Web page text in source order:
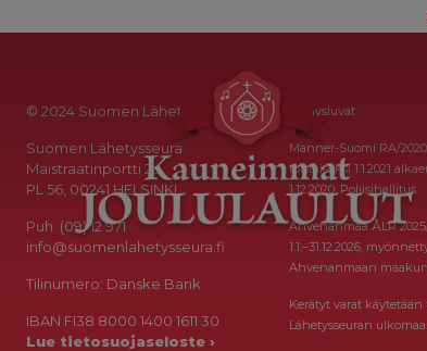
© 2024 Suomen Lähetysseura
Suomen Lähetysseura
Maistraatinportti 2a
PL 56, 00241 HELSINKI
Puh. (09) 12 971
info@suomenlahetysseura.fi
Tilinumero: Danske Bank
IBAN FI38 8000 1400 1611 30
Lue tietosuojaseloste ›
Keräysluvat:
Manner-Suomi RA/
toistaiseksi 1.1.2021
1.12.2020, Poliisihallitus.
Ahvenanmaa ÅLR
1.1.–31.12.2026,
Ahvenanmaan
Kerätyt varat käytetään
Lähetysseuran